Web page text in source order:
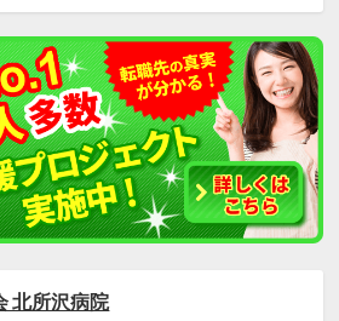
北所沢病院